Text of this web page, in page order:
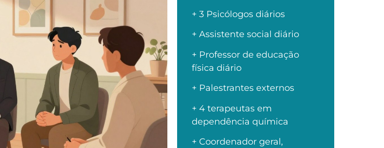
+ 3 Psicólogos diários
+ Assistente social diário
+ Professor de educação
física diário
+ Palestrantes externos
+ 4 terapeutas em
dependência química
+ Coordenador geral,